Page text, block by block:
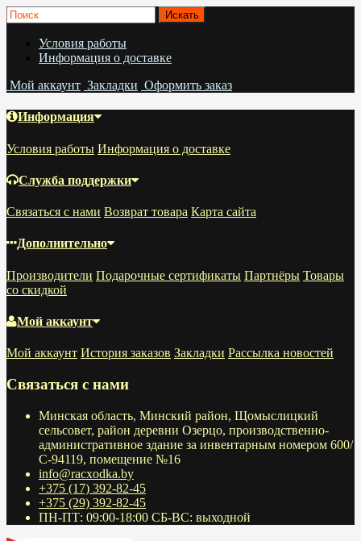
Условия работы
Информация о доставке
Мой аккаунт Закладки Оформить заказ
Информация
Условия работы Информация о доставке
Служба поддержки
Связаться с нами Возврат товара Карта сайта
Дополнительно
Производители Подарочные сертификаты Партнёры Товары
со скидкой
Мой аккаунт
Мой аккаунт История заказов Закладки Рассылка новостей
Связаться с нами
Минская область, Минский район, Щомыслицкий
сельсовет, район деревни Озерцо, производственно-
административное здание за инвентарным номером 600/
С-94119, помещение №16
info@racxodka.by
+375 (17) 392-82-45
+375 (29) 392-82-45
ПН-ПТ: 09:00-18:00 СБ-ВС: выходной